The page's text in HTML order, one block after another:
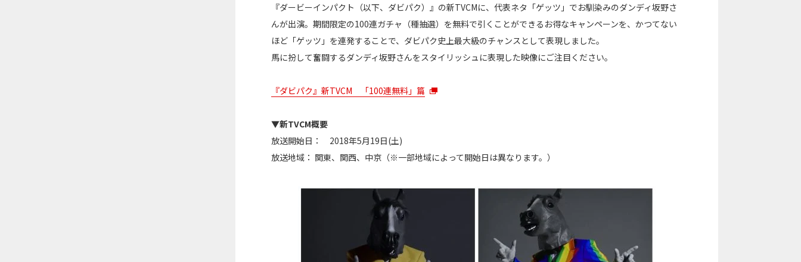
『ダービーインパクト（以下、ダビパク）』の新TVCMに、代表ネタ「ゲッツ」でお馴染みのダンディ坂野さ
んが出演。期間限定の100連ガチャ（種抽選）を無料で引くことができるお得なキャンペーンを、かつてない
ほど「ゲッツ」を連発することで、ダビパク史上最大級のチャンスとして表現しました。
馬に扮して奮闘するダンディ坂野さんをスタイリッシュに表現した映像にご注目ください。
『ダビパク』新TVCM 「100連無料」篇
▼新TVCM概要
放送開始日： 2018年5月19日(土)
放送地域： 関東、関西、中京（※一部地域によって開始日は異なります。）